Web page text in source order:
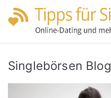
Zum
Inhalt
Singlebörsen Blog